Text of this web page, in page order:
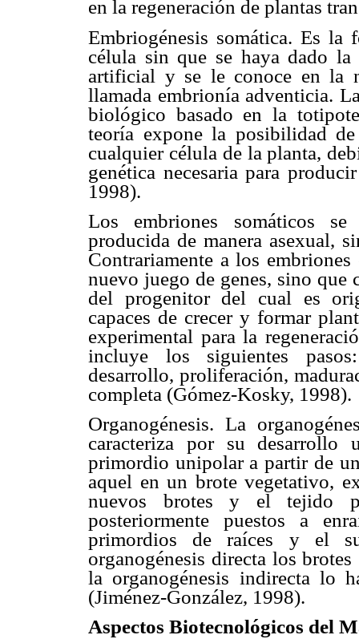
en la regeneración de plantas
Embriogénesis somática. Es
célula sin que se haya dado
artificial y se le conoce en la
llamada embrionía adventicia.
biológico basado en la
teoría expone la posibilidad
cualquier célula de la planta,
genética necesaria para
1998).
Los embriones somáticos
producida de manera asexual,
Contrariamente a los
nuevo juego de genes, sino que
del progenitor del cual es
capaces de crecer y formar
experimental para la
incluye los siguientes
desarrollo, proliferación,
completa (Gómez-Kosky, 1998).
Organogénesis. La
caracteriza por su
primordio unipolar a partir de
aquel en un brote vegetativo,
nuevos brotes y el tejido
posteriormente puestos a
primordios de raíces y el
organogénesis directa los
la organogénesis indirecta lo
(Jiménez-González, 1998).
Aspectos Biotecnológicos del